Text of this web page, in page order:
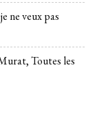
ne veux pas
Toutes les